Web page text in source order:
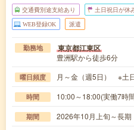
交通費別途支給あり 土日祝日が休
WEB登録OK 派遣
勤務地 東京都江東区
豊洲駅から徒歩6分
曜日頻度 月～金（週5日） ※土
時間 10:00～18:00(実働7時
期間 2026年10月上旬～長